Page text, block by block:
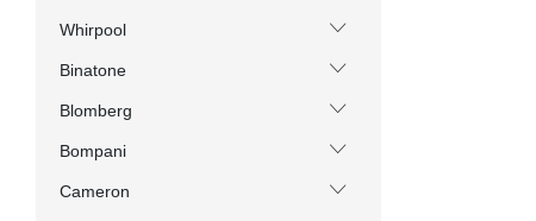
Whirpool
Binatone
Blomberg
Bompani
Cameron